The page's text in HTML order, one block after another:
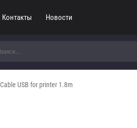
Контакты Новости
Cable USB for printer 1.8m